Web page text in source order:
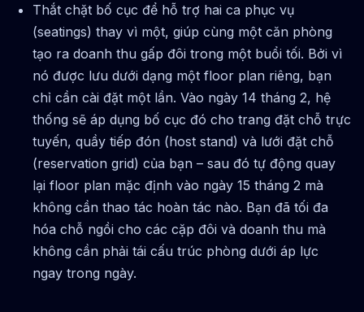
Thắt chặt bố cục để hỗ trợ hai ca phục vụ
(seatings) thay vì một, giúp cùng một căn phòng
tạo ra doanh thu gấp đôi trong một buổi tối. Bởi vì
nó được lưu dưới dạng một floor plan riêng, bạn
chỉ cần cài đặt một lần. Vào ngày 14 tháng 2, hệ
thống sẽ áp dụng bố cục đó cho trang đặt chỗ trực
tuyến, quầy tiếp đón (host stand) và lưới đặt chỗ
(reservation grid) của bạn – sau đó tự động quay
lại floor plan mặc định vào ngày 15 tháng 2 mà
không cần thao tác hoàn tác nào. Bạn đã tối đa
hóa chỗ ngồi cho các cặp đôi và doanh thu mà
không cần phải tái cấu trúc phòng dưới áp lực
ngay trong ngày.